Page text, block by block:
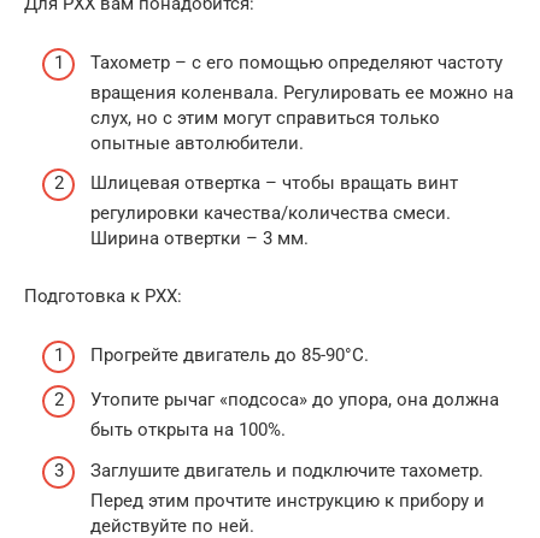
Тахометр – с его помощью определяют частоту
вращения коленвала. Регулировать ее можно на
слух, но с этим могут справиться только
опытные автолюбители.
Шлицевая отвертка – чтобы вращать винт
регулировки качества/количества смеси.
Ширина отвертки – 3 мм.
Подготовка к РХХ:
Прогрейте двигатель до 85-90°С.
Утопите рычаг «подсоса» до упора, она должна
быть открыта на 100%.
Заглушите двигатель и подключите тахометр.
Перед этим прочтите инструкцию к прибору и
действуйте по ней.